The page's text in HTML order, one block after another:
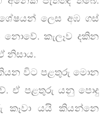
ලෙස අඹ ගස්
නොවේ. කැලෑව දකින
නිසාය.
විට පළතුරු මොන
ඒ පළතුරු යනු පොදු
කෑවා යයි කියන්නෙ